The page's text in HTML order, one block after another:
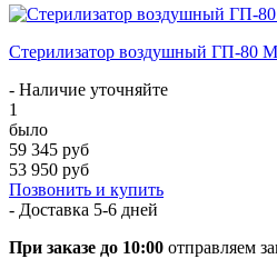
Стерилизатор воздушный ГП-80
- Наличие уточняйте
1
было
59 345 руб
53 950 руб
Позвонить и купить
- Доставка 5-6 дней
При заказе до 10:00 отправляем